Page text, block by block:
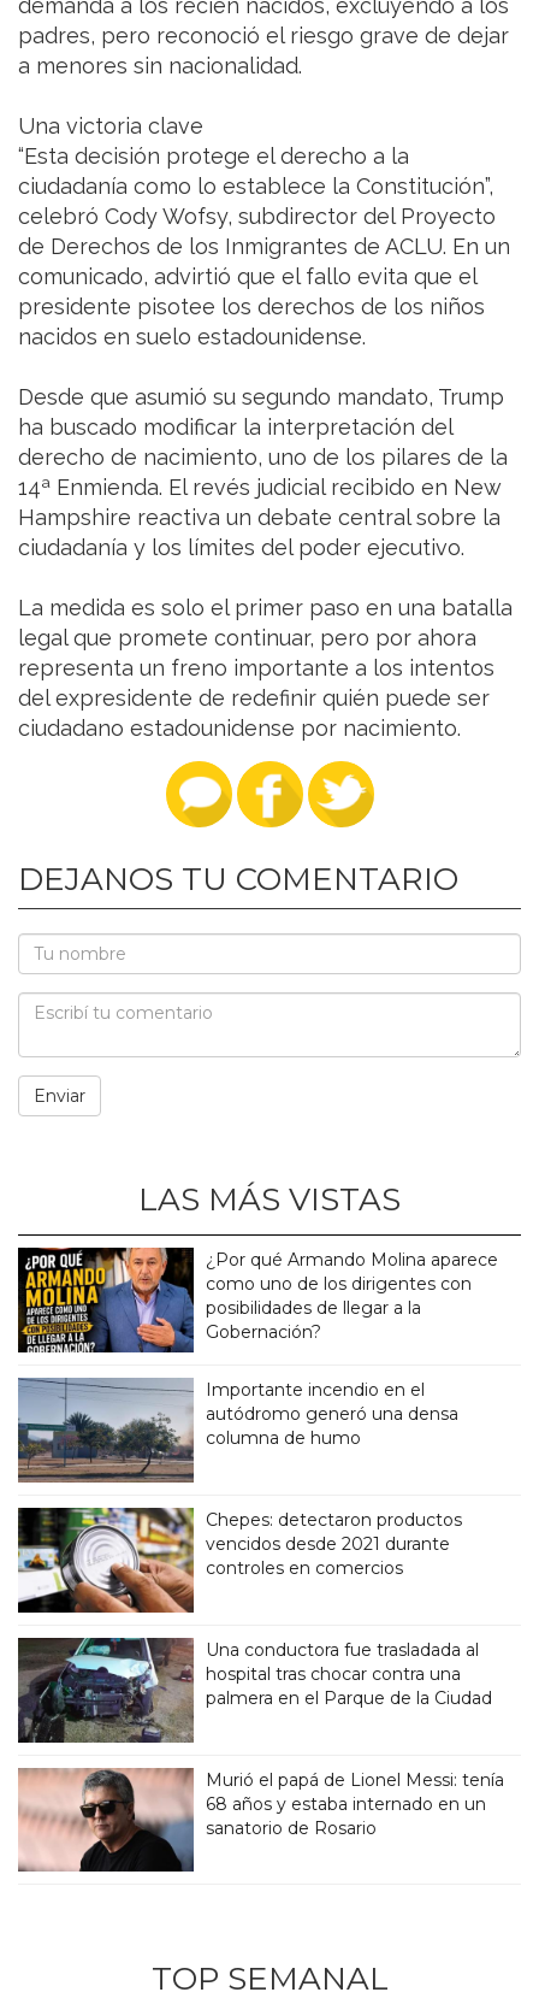
padres, pero reconoció el riesgo grave de dejar
a menores sin nacionalidad.
Una victoria clave
“Esta decisión protege el derecho a la
ciudadanía como lo establece la Constitución”,
celebró Cody Wofsy, subdirector del Proyecto
de Derechos de los Inmigrantes de ACLU. En un
comunicado, advirtió que el fallo evita que el
presidente pisotee los derechos de los niños
nacidos en suelo estadounidense.
Desde que asumió su segundo mandato, Trump
ha buscado modificar la interpretación del
derecho de nacimiento, uno de los pilares de la
14ª Enmienda. El revés judicial recibido en New
Hampshire reactiva un debate central sobre la
ciudadanía y los límites del poder ejecutivo.
La medida es solo el primer paso en una batalla
legal que promete continuar, pero por ahora
representa un freno importante a los intentos
del expresidente de redefinir quién puede ser
ciudadano estadounidense por nacimiento.
DEJANOS TU COMENTARIO
LAS MÁS VISTAS
¿Por qué Armando Molina aparece
como uno de los dirigentes con
posibilidades de llegar a la
Gobernación?
Importante incendio en el
autódromo generó una densa
columna de humo
Chepes: detectaron productos
vencidos desde 2021 durante
controles en comercios
Una conductora fue trasladada al
hospital tras chocar contra una
palmera en el Parque de la Ciudad
Murió el papá de Lionel Messi: tenía
68 años y estaba internado en un
sanatorio de Rosario
TOP SEMANAL